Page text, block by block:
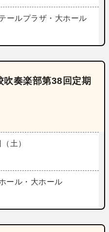
ールプラザ・大ホール
吹奏楽部第38回定期
土）
ール・大ホール